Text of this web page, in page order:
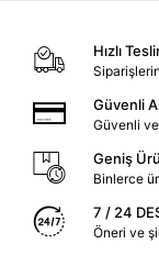
Hızlı
Güvenli
Güvenli
Geniş
Binlerce
7 / 24
Öneri ve